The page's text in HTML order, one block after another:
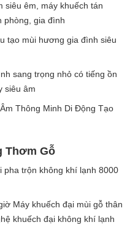
siêu êm, máy khuếch tán
phòng, gia đình
tạo mùi hương gia đình siêu
sang trọng nhỏ có tiếng ồn
siêu âm
Thông Minh Di Động Tạo
Thơm Gỗ
pha trộn không khí lạnh 8000
Máy khuếch đại mùi gỗ thân
khuếch đại không khí lạnh